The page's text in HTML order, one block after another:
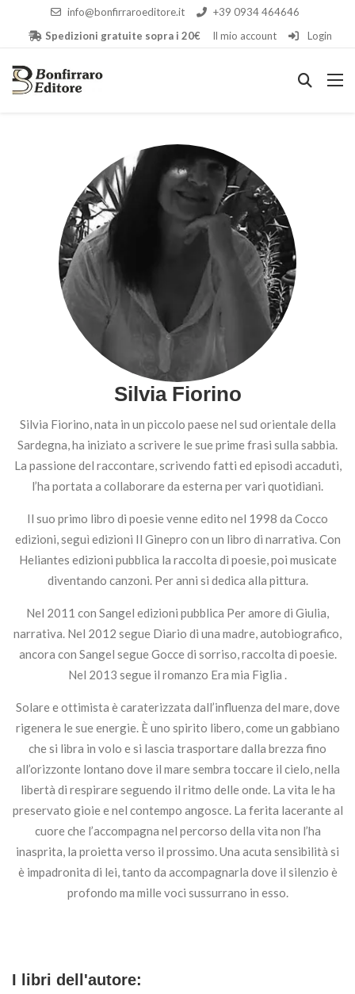
info@bonfirraroeditore.it
+39 0934 464646
Spedizioni gratuite sopra i 20€
Il mio account Login
Silvia Fiorino
Silvia Fiorino, nata in un piccolo paese nel sud orientale della
Sardegna, ha iniziato a scrivere le sue prime frasi sulla sabbia.
La passione del raccontare, scrivendo fatti ed episodi accaduti,
l’ha portata a collaborare da esterna per vari quotidiani.
Il suo primo libro di poesie venne edito nel 1998 da Cocco
edizioni, seguì edizioni Il Ginepro con un libro di narrativa. Con
Heliantes edizioni pubblica la raccolta di poesie, poi musicate
diventando canzoni. Per anni si dedica alla pittura.
Nel 2011 con Sangel edizioni pubblica Per amore di Giulia,
narrativa. Nel 2012 segue Diario di una madre, autobiografico,
ancora con Sangel segue Gocce di sorriso, raccolta di poesie.
Nel 2013 segue il romanzo Era mia Figlia .
Solare e ottimista è caraterizzata dall’influenza del mare, dove
rigenera le sue energie. È uno spirito libero, come un gabbiano
che si libra in volo e si lascia trasportare dalla brezza fino
all’orizzonte lontano dove il mare sembra toccare il cielo, nella
libertà di respirare seguendo il ritmo delle onde. La vita le ha
preservato gioie e nel contempo angosce. La ferita lacerante al
cuore che l’accompagna nel percorso della vita non l’ha
inasprita, la proietta verso il prossimo. Una acuta sensibilità si
è impadronita di lei, tanto da accompagnarla dove il silenzio è
profondo ma mille voci sussurrano in esso.
I libri dell'autore: